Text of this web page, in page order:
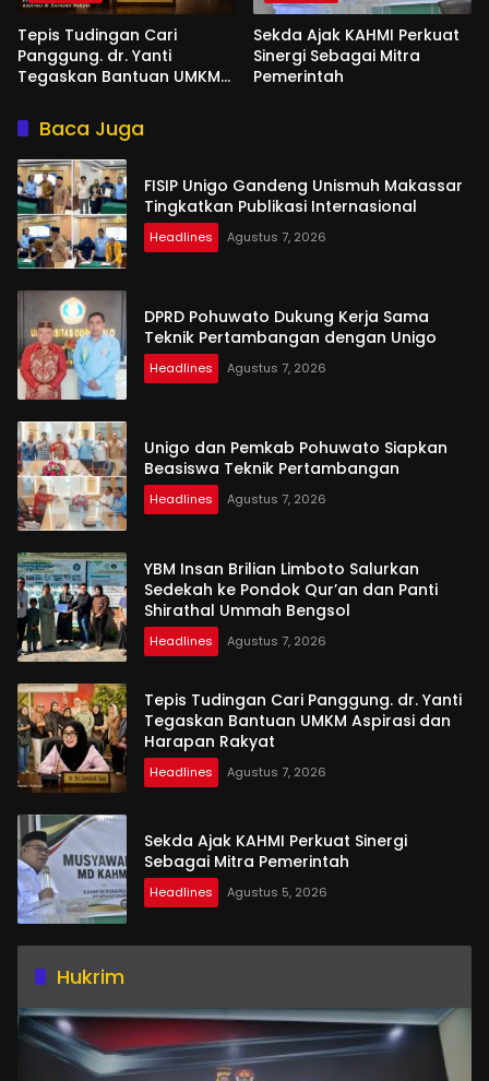
Tepis Tudingan Cari
Panggung. dr. Yanti
Tegaskan Bantuan UMKM
Rakyat
Sekda Ajak KAHMI Perkuat
Sinergi Sebagai Mitra
Pemerintah
Baca Juga
FISIP Unigo Gandeng Unismuh Makassar
Tingkatkan Publikasi Internasional
Headlines Agustus 7, 2026
DPRD Pohuwato Dukung Kerja Sama
Teknik Pertambangan dengan Unigo
Headlines Agustus 7, 2026
Unigo dan Pemkab Pohuwato Siapkan
Beasiswa Teknik Pertambangan
Headlines Agustus 7, 2026
YBM Insan Brilian Limboto Salurkan
Sedekah ke Pondok Qur’an dan Panti
Shirathal Ummah Bengsol
Headlines Agustus 7, 2026
Tepis Tudingan Cari Panggung. dr. Yanti
Tegaskan Bantuan UMKM Aspirasi dan
Harapan Rakyat
Headlines Agustus 7, 2026
Sekda Ajak KAHMI Perkuat Sinergi
Sebagai Mitra Pemerintah
Headlines Agustus 5, 2026
Hukrim